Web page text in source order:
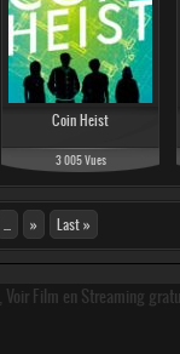
Coin Heist
3 005 Vues
» Last »
Film en Streaming